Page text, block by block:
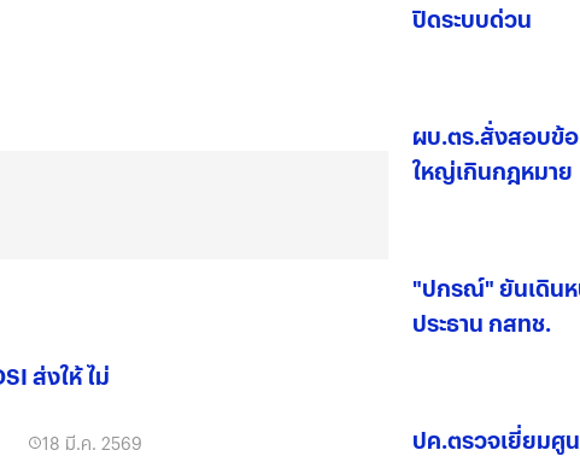
ส่งให้ ไม่
18 มี.ค. 2569
ปิดระบบด่วน
ผบ.ตร.สั่งสอบข้
ใหญ่เกินกฎหมาย
"ปกรณ์" ยันเดิน
ประธาน กสทช.
ปค.ตรวจเยี่ยมศู